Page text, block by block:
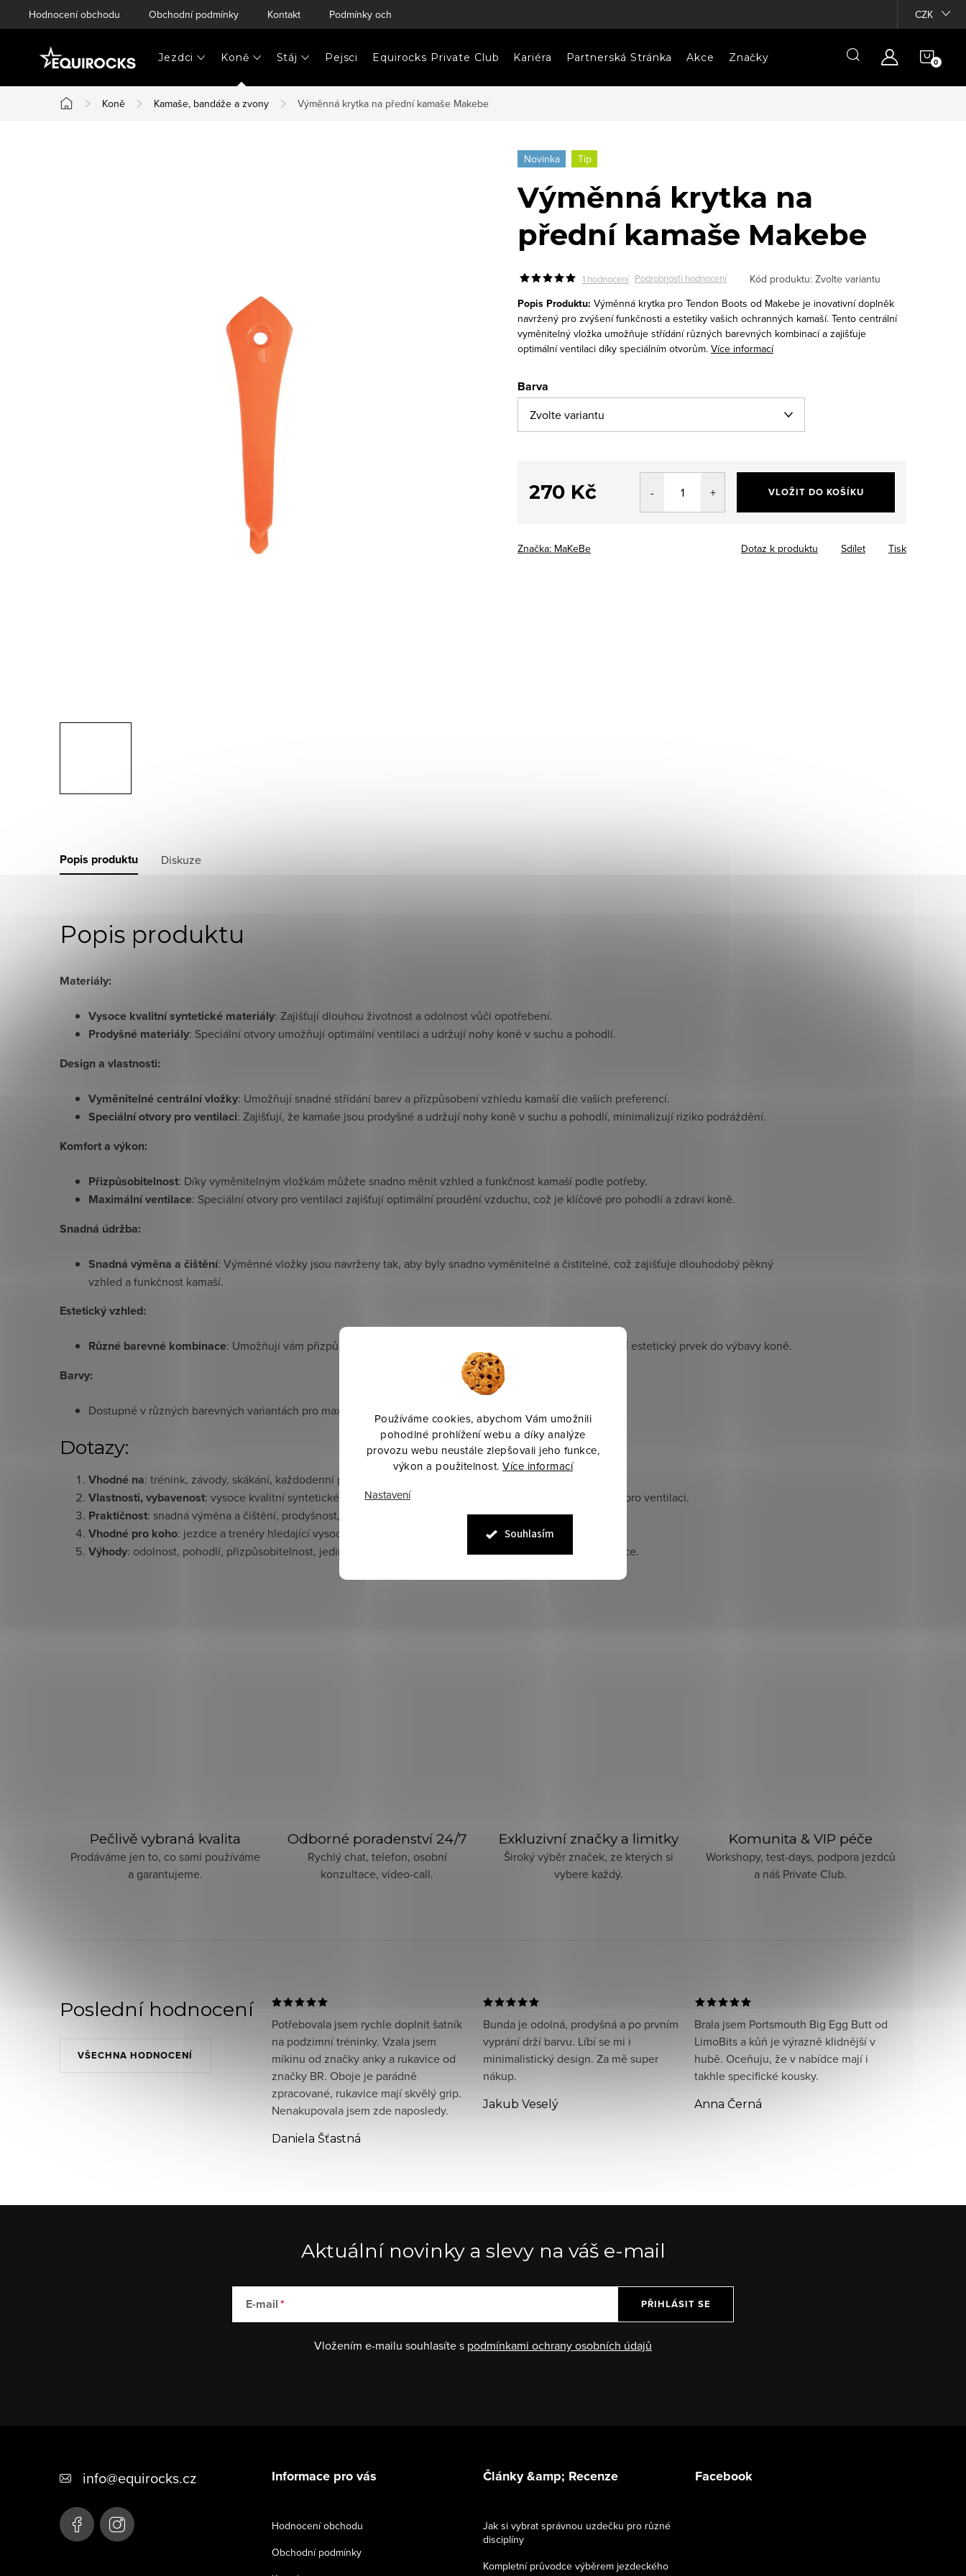
Používáme cookies, abychom Vám umožnili
pohodlné prohlížení webu a díky analýze
provozu webu neustále zlepšovali jeho funkce,
výkon a použitelnost. Více informací
Nastavení
Souhlasím
na
Hodnocení obchodu Obchodní podmínky Kontakt Podmínky ochrany osobních údajů CZK
Jezdci Koně Stáj Pejsci Equirocks Private Club Kariéra Partnerská Stránka Akce Značky
Domů
Koně Kamaše, bandáže a zvony Výměnná krytka na přední kamaše Makebe
Novinka Tip
Výměnná krytka na
přední kamaše Makebe
1 hodnocení Podrobnosti hodnocení Kód produktu: Zvolte variantu
Popis Produktu: Výměnná krytka pro Tendon Boots od Makebe je inovativní doplněk
navržený pro zvýšení funkčnosti a estetiky vašich ochranných kamaší. Tento centrální
vyměnitelný vložka umožňuje střídání různých barevných kombinací a zajišťuje
optimální ventilaci díky speciálním otvorům. Více informací
Barva
270 Kč VLOŽIT DO KOŠÍKU
Značka: MaKeBe Tisk
Dotaz k produktu Sdílet
Popis produktu Diskuze
Popis produktu
Materiály:
Vysoce kvalitní syntetické materiály: Zajišťují dlouhou životnost a odolnost vůči opotřebení.
Prodyšné materiály: Speciální otvory umožňují optimální ventilaci a udržují nohy koně v suchu a pohodlí.
Design a vlastnosti:
Vyměnitelné centrální vložky: Umožňují snadné střídání barev a přizpůsobení vzhledu kamaší dle vašich preferencí.
Speciální otvory pro ventilaci: Zajišťují, že kamaše jsou prodyšné a udržují nohy koně v suchu a pohodlí, minimalizují riziko podráždění.
Komfort a výkon:
Přizpůsobitelnost: Díky vyměnitelným vložkám můžete snadno měnit vzhled a funkčnost kamaší podle potřeby.
Maximální ventilace: Speciální otvory pro ventilaci zajišťují optimální proudění vzduchu, což je klíčové pro pohodlí a zdraví koně.
Snadná údržba:
Snadná výměna a čištění: Výměnné vložky jsou navrženy tak, aby byly snadno vyměnitelné a čistitelné, což zajišťuje dlouhodobý pěkný
vzhled a funkčnost kamaší.
Estetický vzhled:
Různé barevné kombinace: Umožňují vám přizpůsobit vzhled kamaší dle vašich preferencí a stylu, přidávají estetický prvek do výbavy koně.
Barvy:
Dostupné v různých barevných variantách pro maximální přizpůsobení.
Dotazy:
Vhodné na: trénink, závody, skákání, každodenní použití.
Vlastnosti, vybavenost: vysoce kvalitní syntetické materiály, vyměnitelné centrální vložky, speciální otvory pro ventilaci.
Praktičnost: snadná výměna a čištění, prodyšnost, možnost střídání barevných kombinací.
Vhodné pro koho: jezdce a trenéry hledající vysoce funkční a přizpůsobitelné kamaše pro koně.
Výhody: odolnost, pohodlí, přizpůsobitelnost, jedinečný design, vysoká kvalita materiálů, maximální ventilace.
Pečlivě vybraná kvalita
Prodáváme jen to, co sami používáme
a garantujeme.
Odborné poradenství 24/7
Rychlý chat, telefon, osobní
konzultace, video-call.
Exkluzivní značky a limitky
Široký výběr značek, ze kterých si
vybere každý.
Komunita & VIP péče
Workshopy, test-days, podpora jezdců
a náš Private Club.
Poslední hodnocení
VŠECHNA HODNOCENÍ
Potřebovala jsem rychle doplnit šatník
na podzimní tréninky. Vzala jsem
mikinu od značky anky a rukavice od
značky BR. Oboje je parádně
zpracované, rukavice mají skvělý grip.
Nenakupovala jsem zde naposledy.
Daniela Šťastná
Bunda je odolná, prodyšná a po prvním
vyprání drží barvu. Líbí se mi i
minimalistický design. Za mě super
nákup.
Jakub Veselý
Brala jsem Portsmouth Big Egg Butt od
LimoBits a kůň je výrazně klidnější v
hubě. Oceňuju, že v nabídce mají i
takhle specifické kousky.
Anna Černá
Aktuální novinky a slevy na váš e-mail
E-mail
Vložením e-mailu souhlasíte s podmínkami ochrany osobních údajů
PŘIHLÁSIT SE
info@equirocks.cz Informace pro vás
Hodnocení obchodu
Obchodní podmínky
Články &amp; Recenze
Jak si vybrat správnou uzdečku pro různé
disciplíny
Kompletní průvodce výběrem jezdeckého
Facebook